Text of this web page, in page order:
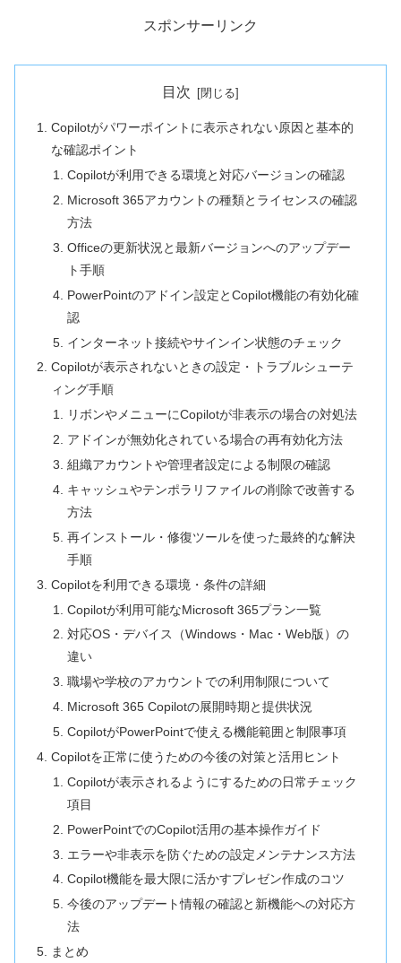
スポンサーリンク
目次
Copilotがパワーポイントに表示されない原因と基本的
な確認ポイント
Copilotが利用できる環境と対応バージョンの確認
Microsoft 365アカウントの種類とライセンスの確認
方法
Officeの更新状況と最新バージョンへのアップデー
ト手順
PowerPointのアドイン設定とCopilot機能の有効化確
認
インターネット接続やサインイン状態のチェック
Copilotが表示されないときの設定・トラブルシューテ
ィング手順
リボンやメニューにCopilotが非表示の場合の対処法
アドインが無効化されている場合の再有効化方法
組織アカウントや管理者設定による制限の確認
キャッシュやテンポラリファイルの削除で改善する
方法
再インストール・修復ツールを使った最終的な解決
手順
Copilotを利用できる環境・条件の詳細
Copilotが利用可能なMicrosoft 365プラン一覧
対応OS・デバイス（Windows・Mac・Web版）の
違い
職場や学校のアカウントでの利用制限について
Microsoft 365 Copilotの展開時期と提供状況
CopilotがPowerPointで使える機能範囲と制限事項
Copilotを正常に使うための今後の対策と活用ヒント
Copilotが表示されるようにするための日常チェック
項目
PowerPointでのCopilot活用の基本操作ガイド
エラーや非表示を防ぐための設定メンテナンス方法
Copilot機能を最大限に活かすプレゼン作成のコツ
今後のアップデート情報の確認と新機能への対応方
法
まとめ